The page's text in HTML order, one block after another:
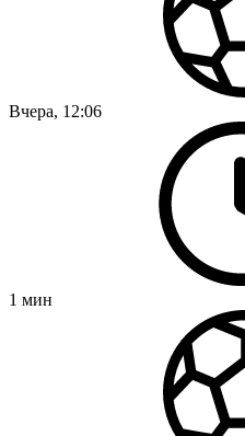
Вчера, 12:06
1 мин